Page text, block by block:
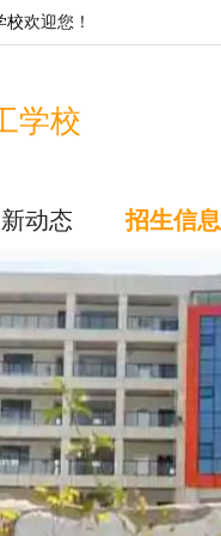
校欢迎您！
学校
动态 招生信息